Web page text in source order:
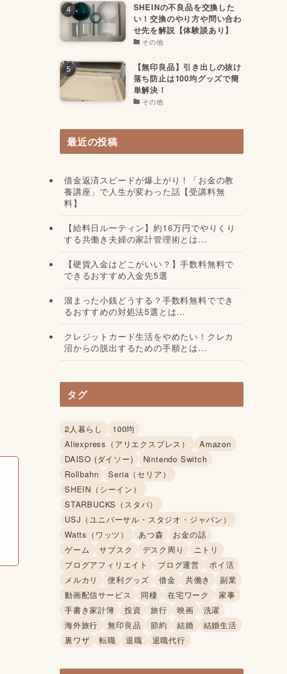
SHEINの不良品を交換した
い！交換のやり方や問い合わ
せ先を解説【体験談あり】
その他
【無印良品】引き出しの抜け
落ち防止は100均グッズで簡
単解決！
その他
最近の投稿
借金返済スピードが爆上がり！「お金の教
養講座」で人生が変わった話【受講料無
料】
【給料日ルーティン】約16万円でやりくり
する共働き夫婦の家計管理術とは…
【硬貨入金はどこがいい？】手数料無料で
できるおすすめ入金先5選
溜まった小銭どうする？手数料無料ででき
るおすすめの対処法5選とは…
クレジットカード生活をやめたい！クレカ
沼からの脱出するための手順とは…
タグ
2人暮らし
100均
Aliexpress（アリエクスプレス）
Amazon
DAISO (ダイソー)
Nintendo Switch
Rollbahn
Seria（セリア）
SHEIN（シーイン）
STARBUCKS（スタバ）
USJ（ユニバーサル・スタジオ・ジャパン）
Watts（ワッツ）
あつ森
お金の話
ゲーム
サブスク デスク周り
ニトリ
ブログアフィリエイト
ブログ運営
ポイ活
メルカリ
便利グッズ 借金 共働き
副業
動画配信サービス
同棲 在宅ワーク
家事
手書き家計簿
投資 旅行 映画
洗濯
海外旅行
無印良品 節約 結婚
結婚生活
裏ワザ
転職 退職 退職代行